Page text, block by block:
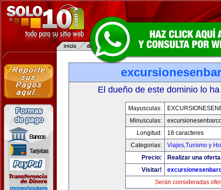
El dueño de este dominio lo
Mayusculas:
Minusculas:
Longitud:
18 caracteres
Categorias:
Viajes,Turismo y
Precio:
Realizar una
Visitar!
Serán consideradas